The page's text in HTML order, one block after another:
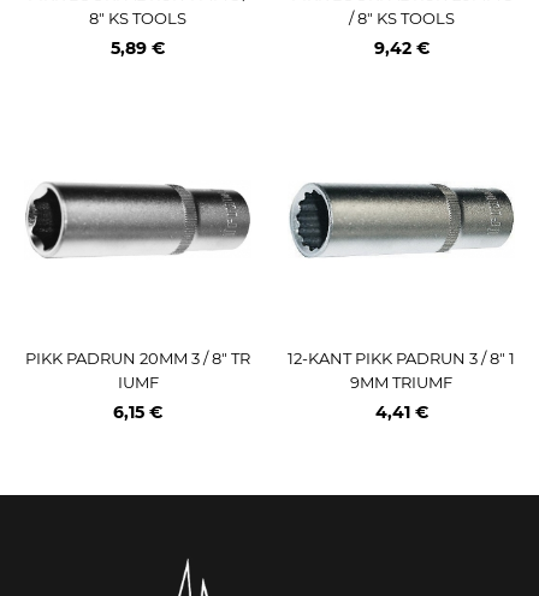
8" KS TOOLS
5,89 €
/ 8" KS TOOLS
9,42 €
PIKK PADRUN 20MM 3 / 8" TR
IUMF
6,15 €
12-KANT PIKK PADRUN 3 / 8" 1
9MM TRIUMF
4,41 €